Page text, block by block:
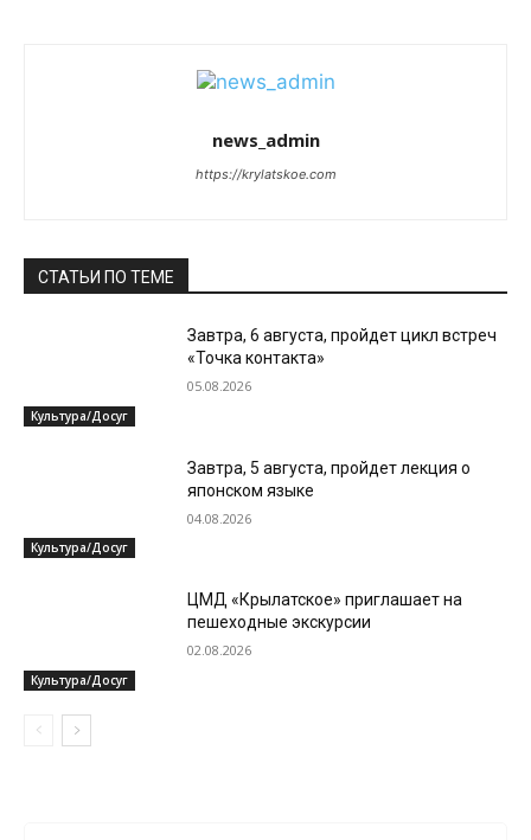
news_admin
https://krylatskoe.com
СТАТЬИ ПО ТЕМЕ
Культура/Досуг
Завтра, 6 августа, пройдет цикл встреч
«Точка контакта»
05.08.2026
Культура/Досуг
Завтра, 5 августа, пройдет лекция о
японском языке
04.08.2026
Культура/Досуг
ЦМД «Крылатское» приглашает на
пешеходные экскурсии
02.08.2026